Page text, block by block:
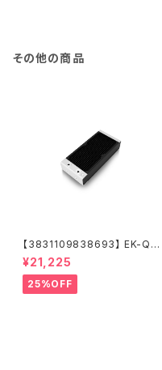
その他の商品
【3831109838693】 EK-Qua
ntum Surface X240M - Bla
ck
¥21,225
25%OFF